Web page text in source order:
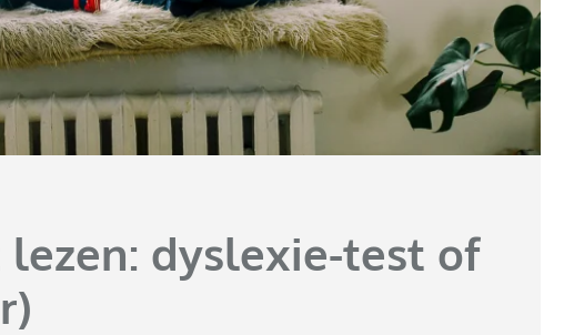
dyslexie-test of